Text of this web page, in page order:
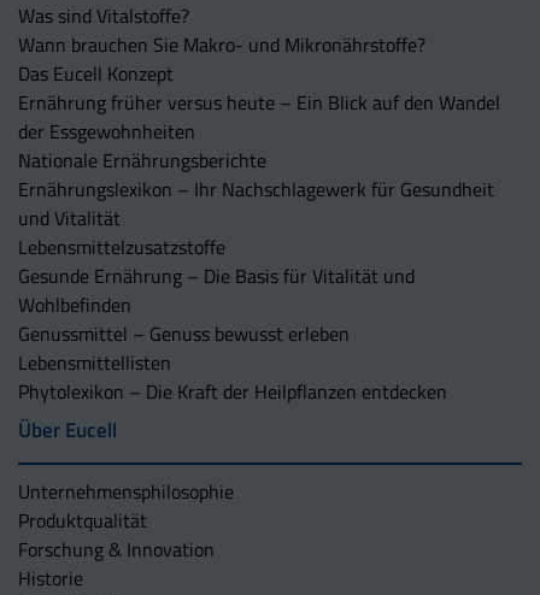
Was sind Vitalstoffe?
Wann brauchen Sie Makro- und Mikronährstoffe?
Das Eucell Konzept
Ernährung früher versus heute – Ein Blick auf den Wandel
der Essgewohnheiten
Nationale Ernährungsberichte
Ernährungslexikon – Ihr Nachschlagewerk für Gesundheit
und Vitalität
Lebensmittelzusatzstoffe
Gesunde Ernährung – Die Basis für Vitalität und
Wohlbefinden
Genussmittel – Genuss bewusst erleben
Lebensmittellisten
Phytolexikon – Die Kraft der Heilpflanzen entdecken
Über Eucell
Unternehmens­philosophie
Produktqualität
Forschung & Innovation
Historie